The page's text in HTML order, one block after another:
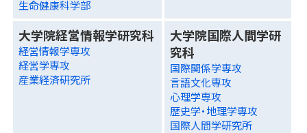
生命健康科学部
大学院経営情報学研究科
経営情報学専攻
経営学専攻
産業経済研究所
大学院国際人間学研
究科
国際関係学専攻
言語文化専攻
心理学専攻
歴史学・地理学専攻
国際人間学研究所